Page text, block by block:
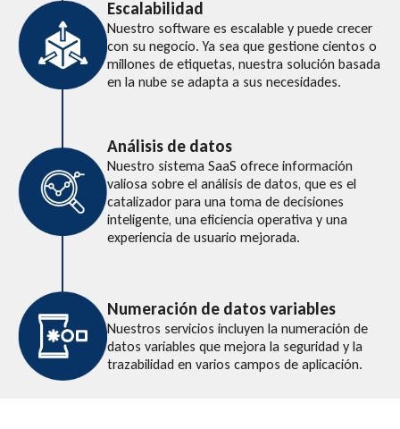
Escalabilidad
Nuestro software es escalable y puede crecer
con su negocio. Ya sea que gestione cientos o
millones de etiquetas, nuestra solución basada
en la nube se adapta a sus necesidades.
Análisis de datos
Nuestro sistema SaaS ofrece información
valiosa sobre el análisis de datos, que es el
catalizador para una toma de decisiones
inteligente, una eficiencia operativa y una
experiencia de usuario mejorada.
Numeración de datos variables
Nuestros servicios incluyen la numeración de
datos variables que mejora la seguridad y la
trazabilidad en varios campos de aplicación.